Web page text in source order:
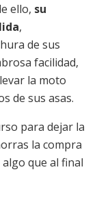
ello, su
,
de sus
facilidad,
la moto
de sus asas.
para dejar la
la compra
algo que al final